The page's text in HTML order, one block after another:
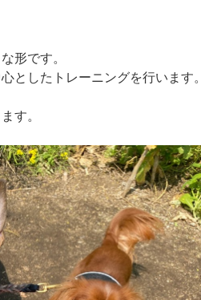
形です。
としたトレーニングを行います。
す。